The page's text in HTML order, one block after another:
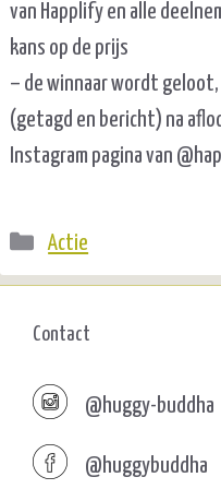
van Happlify en alle
kans op de prijs
– de winnaar wordt
(getagd en bericht) na
Instagram pagina van
Categorieën
Actie
Contact
@huggy-buddha
@huggybuddha